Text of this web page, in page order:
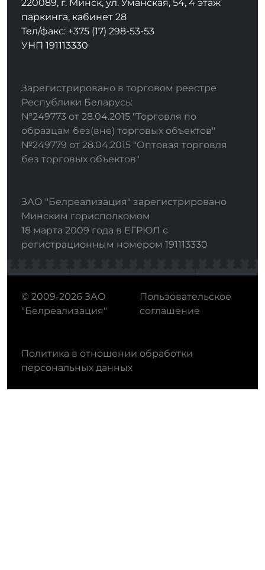
220089, г. Минск, ул. Уманская, 54, 4 этаж
паркинга, кабинет 28
Тел/факс: +375 (17) 298-53-53
УНП 191113330
Зарегистрировано в торговом реестре
Республики Беларусь:
№249773 от 28.04.2015 "Торговля по
образцам без(вне) торговых объектов"
№249779 от 28.04.2015 "Оптовая торговля
без торговых объектов"
ЗАО "Белреализация" зарегистрировано
Минским горисполкомом
18 марта 2009 года в ЕГРЮЛ с
регистрационным номером 191113330
© 2009-2026 ЗАО
"Белреализация"
Пользовательское
соглашение
Политика в отношении обработки
персональных данных